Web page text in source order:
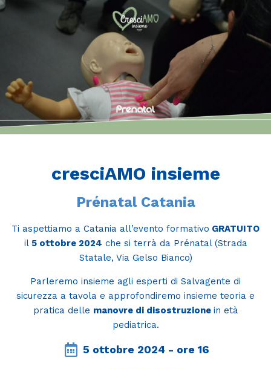
cresciAMO insieme
Prénatal Catania
Ti aspettiamo a Catania all’evento formativo GRATUITO
il 5 ottobre 2024 che si terrà da Prénatal (Strada
Statale, Via Gelso Bianco)
Parleremo insieme agli esperti di Salvagente di
sicurezza a tavola e approfondiremo insieme teoria e
pratica delle manovre di disostruzione in età
pediatrica.
5 ottobre 2024 - ore 16